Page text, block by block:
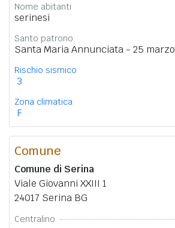
Nome abitanti
serinesi
Santo patrono
Santa Maria Annunciata - 25 marzo
Rischio sismico
3
Zona climatica
F
Comune
Comune di Serina
Viale Giovanni XXIII 1
24017 Serina BG
Centralino